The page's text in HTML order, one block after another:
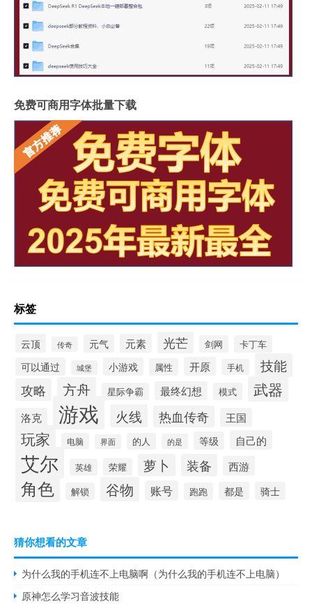
免费可商用字体批量下载
标签
云顶 传奇 元气 元素 光芒 剑网 卡丁车
可以通过 城堡 小游戏 属性 开原 手机 技能
攻略 方舟 星际争霸 最终幻想 模式 武器
洛克 游戏 火线 热血传奇 王国
玩家 电脑 界面 的人 的是 等级 自己的
艾尔 英雄 荣耀 萝卜 装备 西游
角色 解锁 谷物 账号 跑跑 都是 骑士
猜你想看的文章
为什么我的手机连不上电脑啊（为什么我的手机连不上电脑）
原神怎么学习音波技能